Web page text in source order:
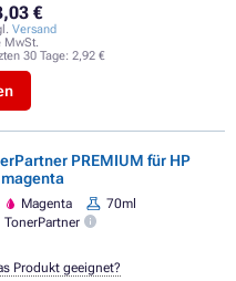
€
Versand
MwSt.
30 Tage: 2,92 €
PREMIUM für HP
Magenta
70ml
TonerPartner
Produkt geeignet?